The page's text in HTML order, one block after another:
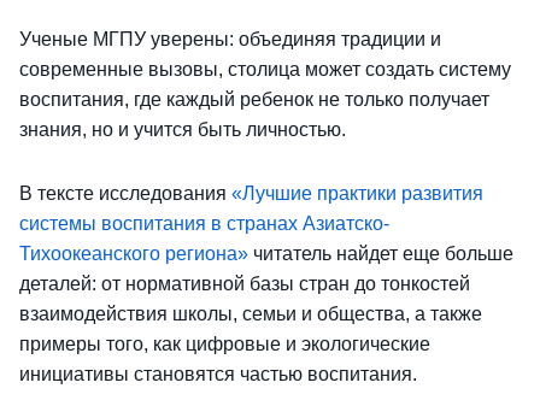
Ученые МГПУ уверены: объединяя традиции и
современные вызовы, столица может создать систему
воспитания, где каждый ребенок не только получает
знания, но и учится быть личностью.
В тексте исследования «Лучшие практики развития
системы воспитания в странах Азиатско-
Тихоокеанского региона» читатель найдет еще больше
деталей: от нормативной базы стран до тонкостей
взаимодействия школы, семьи и общества, а также
примеры того, как цифровые и экологические
инициативы становятся частью воспитания.